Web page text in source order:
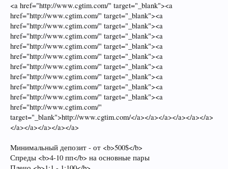
<a href="http://www.cgtim.com/" target="_blank"><a
href="http://www.cgtim.com/" target="_blank"><a
href="http://www.cgtim.com/" target="_blank"><a
href="http://www.cgtim.com/" target="_blank"><a
href="http://www.cgtim.com/" target="_blank"><a
href="http://www.cgtim.com/" target="_blank"><a
href="http://www.cgtim.com/" target="_blank"><a
href="http://www.cgtim.com/" target="_blank"><a
href="http://www.cgtim.com/" target="_blank"><a
href="http://www.cgtim.com/" target="_blank"><a
href="http://www.cgtim.com/"
target="_blank">http://www.cgtim.com/</a></a></a></a></a></a>
</a></a></a></a></a>
Минимальный депозит - от <b>500$</b>
Спреды <b>4-10 пп</b> на основные пары